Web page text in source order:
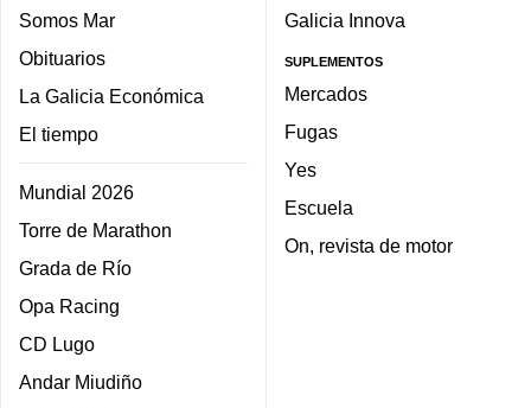
Somos Mar
Obituarios
La Galicia Económica
El tiempo
Mundial 2026
Torre de Marathon
Grada de Río
Opa Racing
CD Lugo
Andar Miudiño
Galicia Innova
SUPLEMENTOS
Mercados
Fugas
Yes
Escuela
On, revista de motor